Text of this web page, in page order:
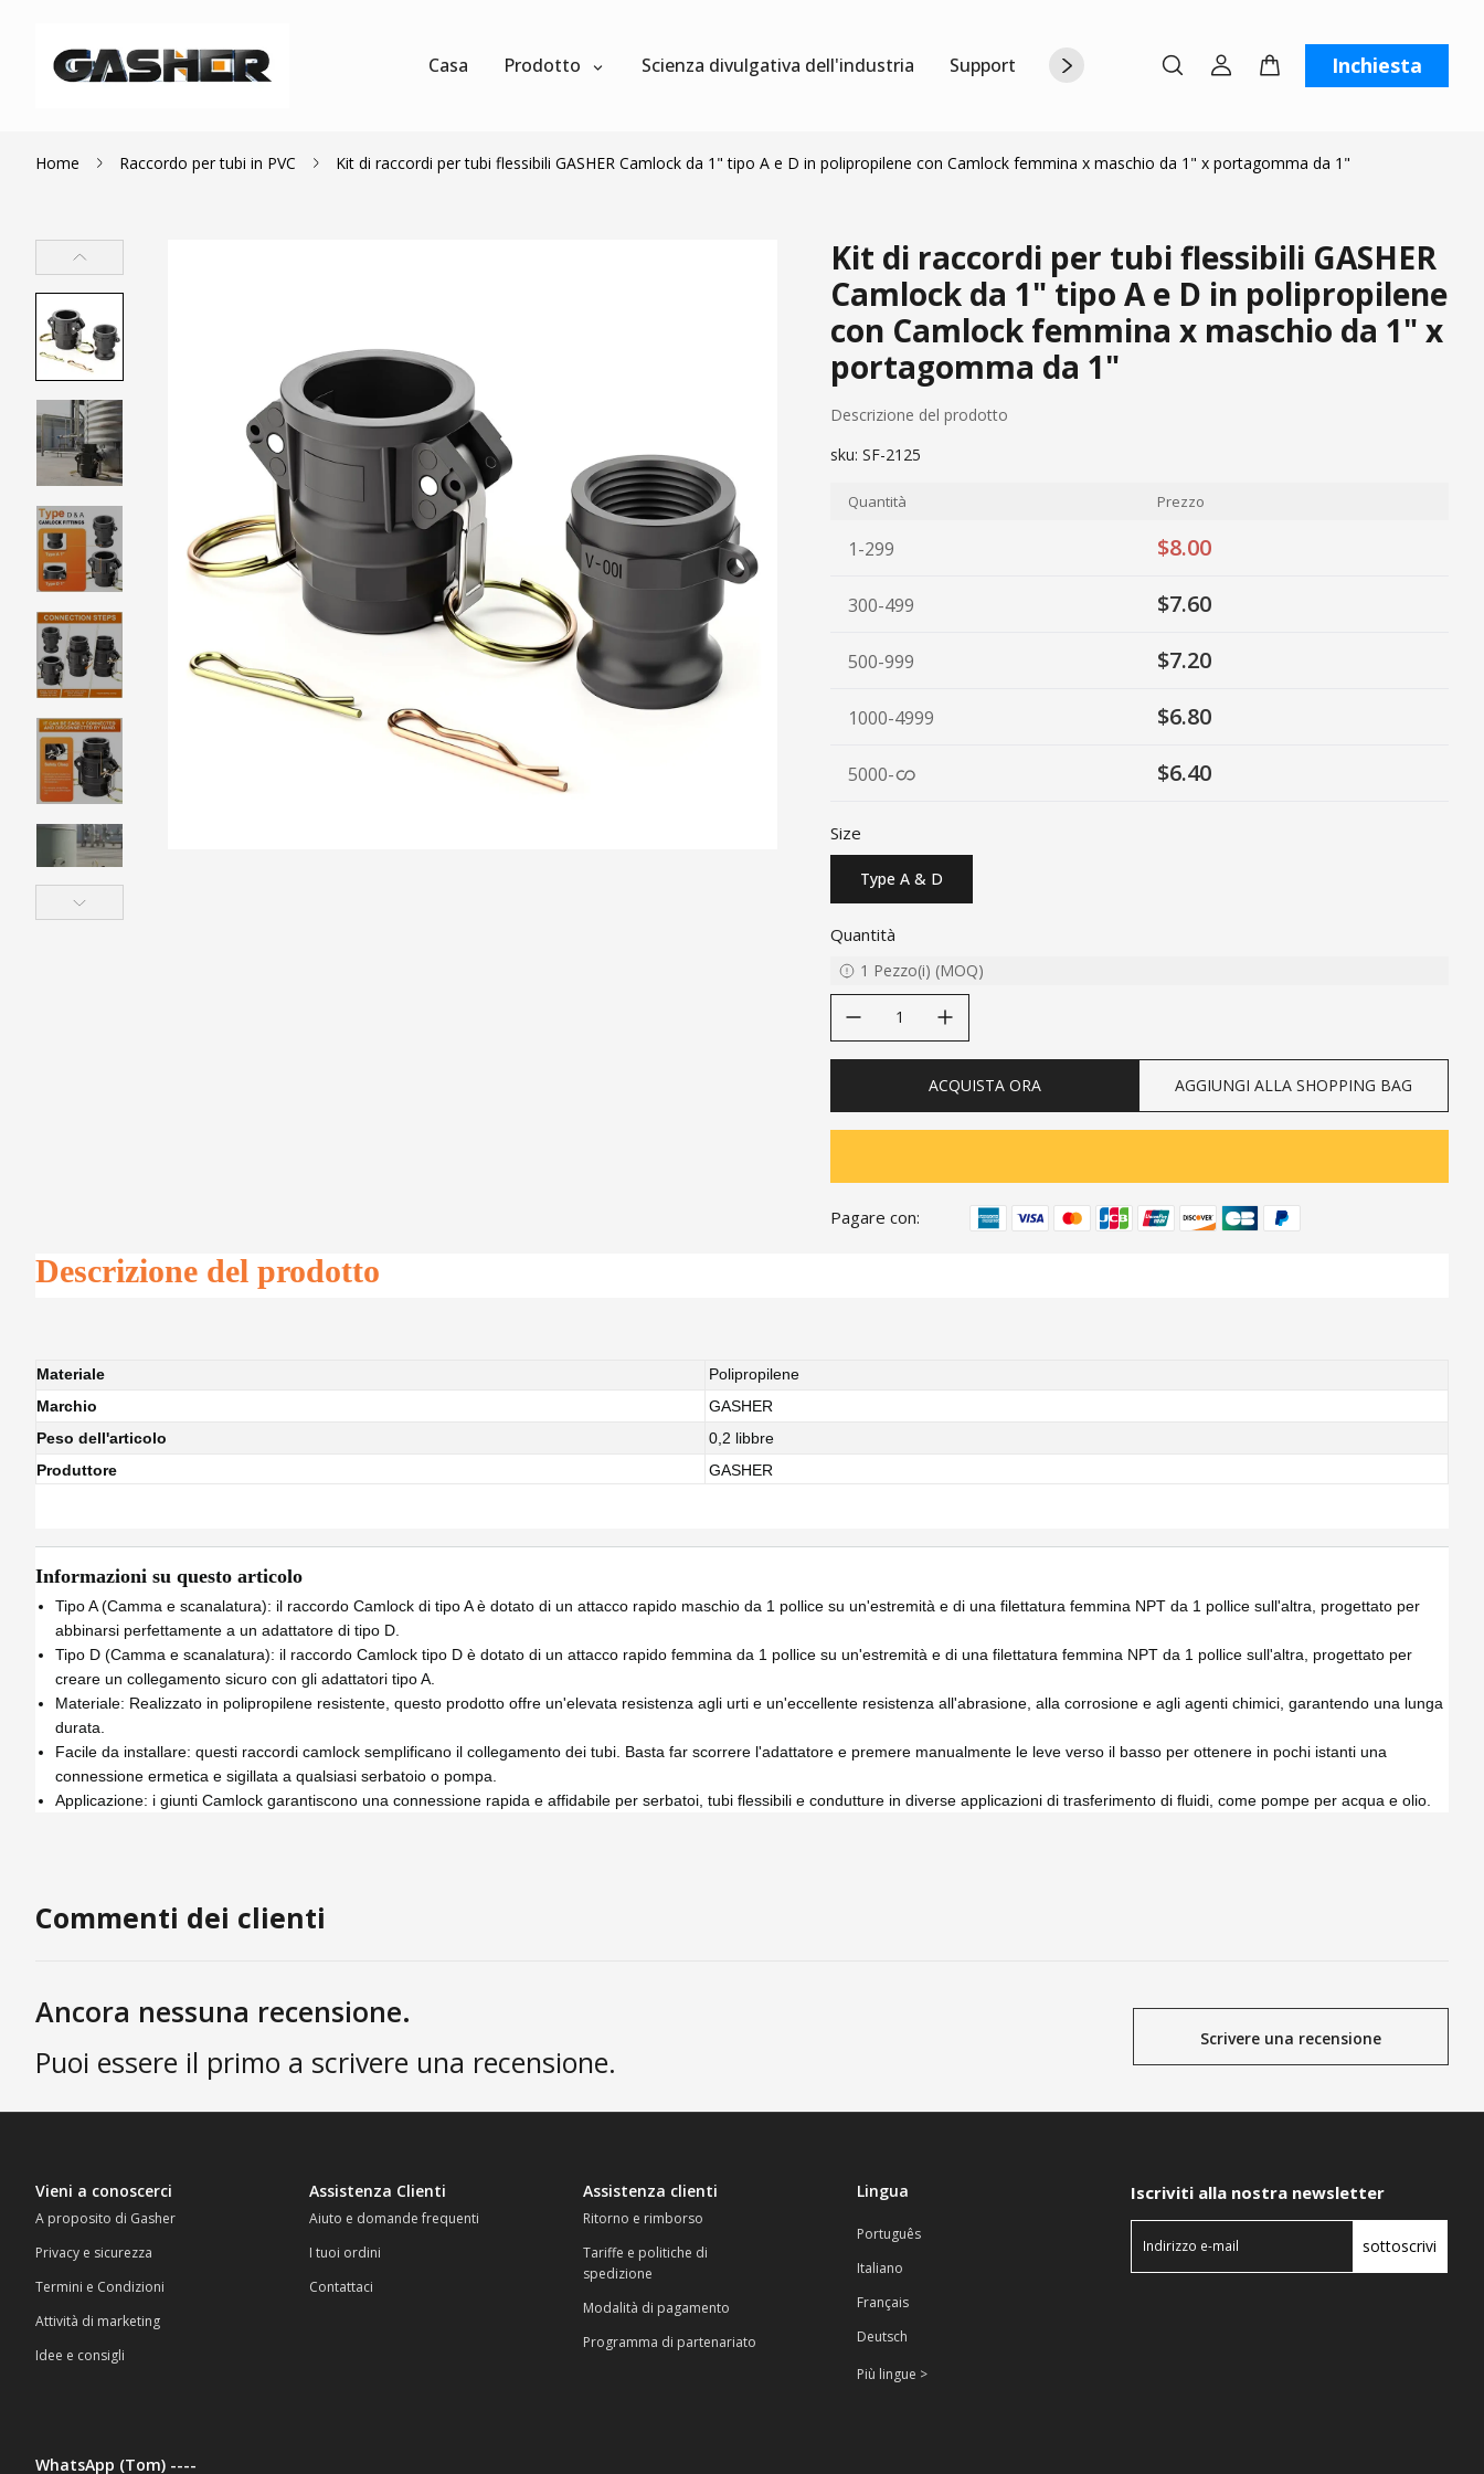
Casa Prodotto Scienza divulgativa dell'industria Supporto Chi siamo Contattaci Inchiesta
Home Raccordo per tubi in PVC Kit di raccordi per tubi flessibili GASHER Camlock da 1" tipo A e D in polipropilene con Camlock femmina x maschio da 1" x portagomma da 1"
Kit di raccordi per tubi flessibili GASHER
Camlock da 1" tipo A e D in polipropilene
con Camlock femmina x maschio da 1" x
portagomma da 1"
Descrizione del prodotto
sku: SF-2125
Quantità Prezzo
1-299 $8.00
300-499 $7.60
500-999 $7.20
1000-4999 $6.80
5000- $6.40
Size
Type A & D
Quantità
1 Pezzo(i) (MOQ)
ACQUISTA ORA AGGIUNGI ALLA SHOPPING BAG
Pagare con:
Descrizione del prodotto
Materiale
Polipropilene
Marchio
GASHER
Peso dell'articolo
0,2 libbre
Produttore
GASHER
Informazioni su questo articolo
Tipo A (Camma e scanalatura): il raccordo Camlock di tipo A è dotato di un attacco rapido maschio da 1 pollice su un'estremità e di una filettatura femmina NPT da 1 pollice sull'altra, progettato per
abbinarsi perfettamente a un adattatore di tipo D.
Tipo D (Camma e scanalatura): il raccordo Camlock tipo D è dotato di un attacco rapido femmina da 1 pollice su un'estremità e di una filettatura femmina NPT da 1 pollice sull'altra, progettato per
creare un collegamento sicuro con gli adattatori tipo A.
Materiale: Realizzato in polipropilene resistente, questo prodotto offre un'elevata resistenza agli urti e un'eccellente resistenza all'abrasione, alla corrosione e agli agenti chimici, garantendo una lunga
durata.
Facile da installare: questi raccordi camlock semplificano il collegamento dei tubi. Basta far scorrere l'adattatore e premere manualmente le leve verso il basso per ottenere in pochi istanti una
connessione ermetica e sigillata a qualsiasi serbatoio o pompa.
Applicazione: i giunti Camlock garantiscono una connessione rapida e affidabile per serbatoi, tubi flessibili e condutture in diverse applicazioni di trasferimento di fluidi, come pompe per acqua e olio.
Commenti dei clienti
Ancora nessuna recensione.
Puoi essere il primo a scrivere una recensione.
Scrivere una recensione
Vieni a conoscerci
A proposito di Gasher
Privacy e sicurezza
Termini e Condizioni
Attività di marketing
Idee e consigli
Assistenza Clienti
Aiuto e domande frequenti
I tuoi ordini
Contattaci
Assistenza clienti
Ritorno e rimborso
Tariffe e politiche di
spedizione
Modalità di pagamento
Programma di partenariato
Lingua
Português
Italiano
Français
Deutsch
Più lingue >
WhatsApp (Tom) ----
Iscriviti alla nostra newsletter
sottoscrivi